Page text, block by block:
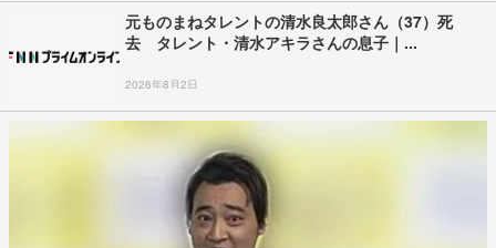
元ものまねタレントの清水良太郎さん（37）死
去 タレント・清水アキラさんの息子｜...
2026年8月2日